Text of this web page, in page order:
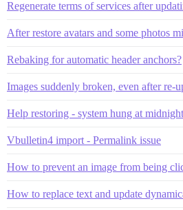
Regenerate terms of services after
After restore avatars and some photos
Rebaking for automatic header anchors?
Images suddenly broken, even after re-
Help restoring - system hung at midnight
Vbulletin4 import - Permalink issue
How to prevent an image from being
How to replace text and update